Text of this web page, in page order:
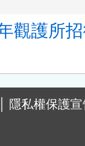
觀護所
隱私權保護